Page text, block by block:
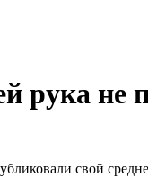
рука не
свой